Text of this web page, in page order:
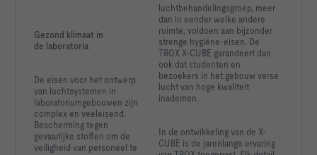
Gezond klimaat in
de laboratoria
De eisen voor het ontwerp
van luchtsystemen in
laboratoriumgebouwen zijn
complex en veeleisend.
Bescherming tegen
gevaarlijke stoffen om de
veiligheid van personeel te
luchtbehandelingsgroep, meer
dan in eender welke andere
ruimte, voldoen aan bijzonder
strenge hygiëne-eisen. De
TROX X-CUBE garandeert dan
ook dat studenten en
bezoekers in het gebouw verse
lucht van hoge kwaliteit
inademen.
In de ontwikkeling van de X-
CUBE is de jarenlange ervaring